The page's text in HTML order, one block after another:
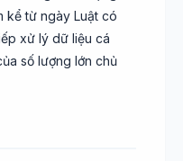
kể từ ngày Luật có
xử lý dữ liệu cá
số lượng lớn chủ